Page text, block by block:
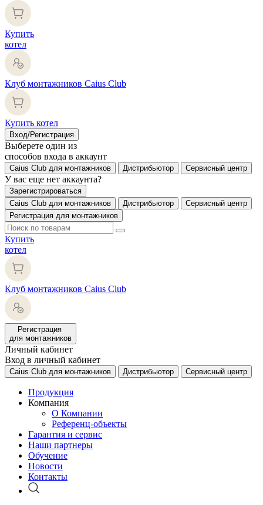
Купить
котел
Клуб монтажников Caius Club
Купить котел
Вход/Регистрация
Выберете один из
способов входа в аккаунт
Caius Club для монтажников Дистрибьютор Сервисный центр
У вас еще нет аккаунта?
Зарегистрироваться
Caius Club для монтажников
Дистрибьютор
Сервисный центр
Регистрация для монтажников
Купить
котел
Клуб монтажников Caius Club
Регистрация
для монтажников
Личный кабинет
Вход в личный кабинет
Caius Club для монтажников Дистрибьютор Сервисный центр
Продукция
Компания
О Компании
Референц-объекты
Гарантия и сервис
Наши партнеры
Обучение
Новости
Контакты